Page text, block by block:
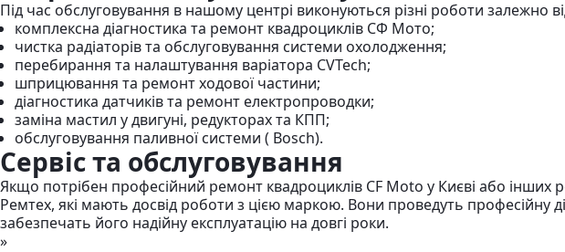
Під час обслуговування в нашому центрі виконуються різні роботи залежно
комплексна діагностика та ремонт квадроциклів СФ Мото;
чистка радіаторів та обслуговування системи охолодження;
перебирання та налаштування варіатора CVTech;
шприцювання та ремонт ходової частини;
діагностика датчиків та ремонт електропроводки;
заміна мастил у двигуні, редукторах та КПП;
обслуговування паливної системи ( Bosch).
Сервіс та обслуговування
Якщо потрібен професійний ремонт квадроциклів CF Moto у Києві або інших
Ремтех, які мають досвід роботи з цією маркою. Вони проведуть професійну
забезпечать його надійну експлуатацію на довгі роки.
»